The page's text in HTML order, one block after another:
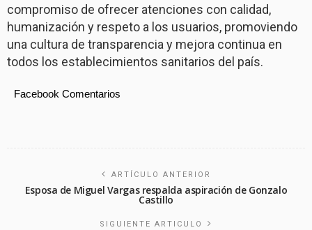
compromiso de ofrecer atenciones con calidad,
humanización y respeto a los usuarios, promoviendo
una cultura de transparencia y mejora continua en
todos los establecimientos sanitarios del país.
Facebook Comentarios
ARTÍCULO ANTERIOR
Esposa de Miguel Vargas respalda aspiración de Gonzalo
Castillo
SIGUIENTE ARTICULO